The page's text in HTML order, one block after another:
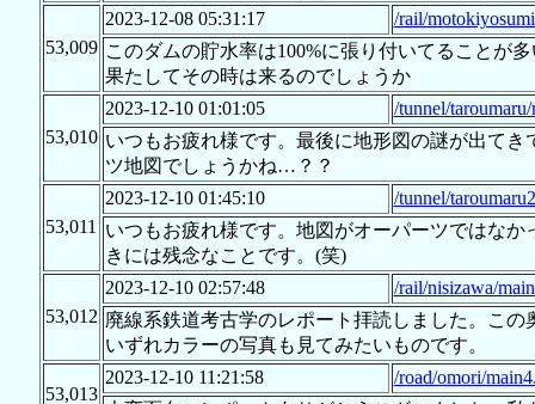
53,009
2023-12-08 05:31:17
/rail/
このダムの貯水率は100%に張り付いてることが
果たしてその時は来るのでしょうか
53,010
2023-12-10 01:01:05
/tunnel/
いつもお疲れ様です。最後に地形図の謎が出て
ツ地図でしょうかね…？？
53,011
2023-12-10 01:45:10
/tunnel/
いつもお疲れ様です。地図がオーパーツではな
きには残念なことです。(笑)
53,012
2023-12-10 02:57:48
/rail/nisizawa/
廃線系鉄道考古学のレポート拝読しました。こ
いずれカラーの写真も見てみたいものです。
53,013
2023-12-10 11:21:58
/road/omori/